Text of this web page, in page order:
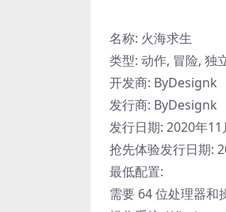
名称: 火海求生
类型: 动作, 冒险, 独
开发商: ByDesignk
发行商: ByDesignk
发行日期: 2020年11
抢先体验发行日期:
最低配置:
需要 64 位处理器和